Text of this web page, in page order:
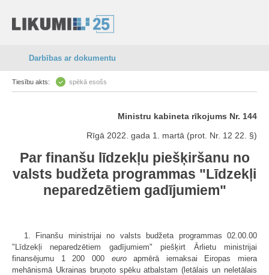
Darbības ar dokumentu
Tiesību akts: spēkā esošs
Ministru kabineta rīkojums Nr. 144
Rīgā 2022. gada 1. martā (prot. Nr. 12 22. §)
Par finanšu līdzekļu piešķiršanu no
valsts budžeta programmas "Līdzekļi
neparedzētiem gadījumiem"
1. Finanšu ministrijai no valsts budžeta programmas 02.00.00
"Līdzekļi neparedzētiem gadījumiem" piešķirt Ārlietu ministrijai
finansējumu 1 200 000 euroapmērā iemaksai Eiropas miera
mehānismā Ukrainas bruņoto spēku atbalstam (letālais un neletālais